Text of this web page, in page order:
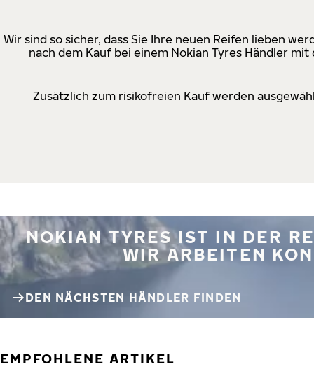
Wir sind so sicher, dass Sie Ihre neuen Reifen lieben
nach dem Kauf bei einem Nokian Tyres Händler
Zusätzlich zum risikofreien Kauf werden
NOKIAN TYRES IST IN DER
WIR ARBEITEN
DEN NÄCHSTEN HÄNDLER FINDEN
EMPFOHLENE ARTIKEL